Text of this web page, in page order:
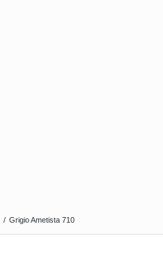
/ Grigio Ametista 710